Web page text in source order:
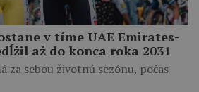
v tíme UAE Emirates-
až do konca roka 2031
za sebou životnú sezónu, počas